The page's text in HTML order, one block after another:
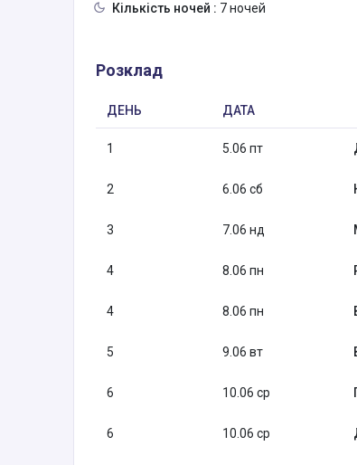
Кількість ночей : 7 ночей
Розклад
ДЕНЬ ДАТА
1 5.06 пт
2 6.06 сб
3 7.06 нд
4 8.06 пн
4 8.06 пн
5 9.06 вт
6 10.06 ср
6 10.06 ср